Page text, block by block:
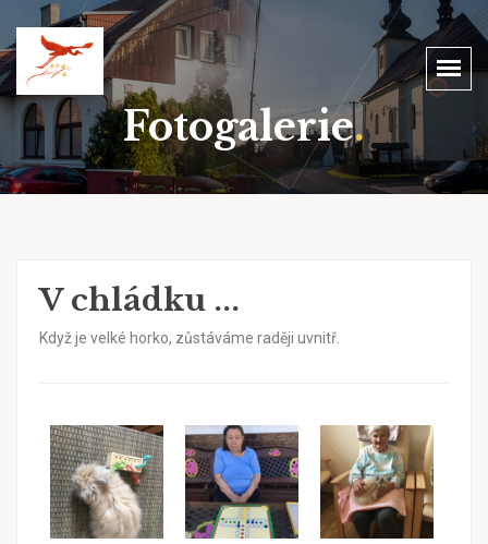
Fotogalerie.
V chládku ...
Když je velké horko, zůstáváme raději uvnitř.